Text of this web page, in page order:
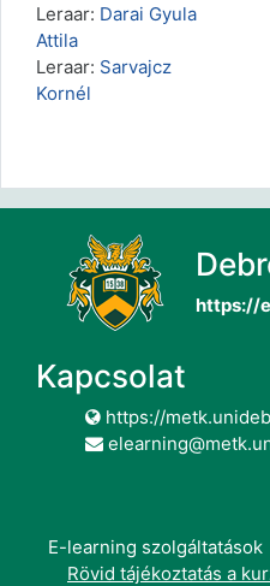
Leraar: Darai Gyula
Attila
Leraar: Sarvajcz
Kornél
https://
Kapcsolat
https://
E-learning szolgáltatások
Rövid tájékoztatás a